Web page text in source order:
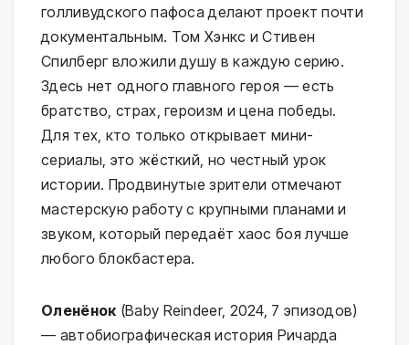
голливудского пафоса делают проект почти
документальным. Том Хэнкс и Стивен
Спилберг вложили душу в каждую серию.
Здесь нет одного главного героя — есть
братство, страх, героизм и цена победы.
Для тех, кто только открывает мини-
сериалы, это жёсткий, но честный урок
истории. Продвинутые зрители отмечают
мастерскую работу с крупными планами и
звуком, который передаёт хаос боя лучше
любого блокбастера.
Оленёнок (Baby Reindeer, 2024, 7 эпизодов)
— автобиографическая история Ричарда